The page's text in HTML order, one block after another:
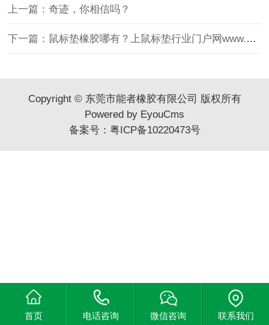
上一篇：奇迹，你相信吗？
下一篇：鼠标垫橡胶哪有？上鼠标垫行业门户网www.nzrubber.com
Copyright © 东莞市能者橡胶有限公司 版权所有
Powered by EyouCms
备案号： 粤ICP备10220473号
首页 电话咨询 微信咨询 联系我们